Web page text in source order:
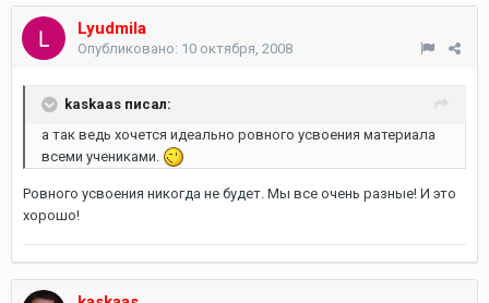
Lyudmila
Опубликовано: 10 октября, 2008
kaskaas писал:
а так ведь хочется идеально ровного усвоения материала
всеми учениками.
Ровного усвоения никогда не будет. Мы все очень разные! И это
хорошо!